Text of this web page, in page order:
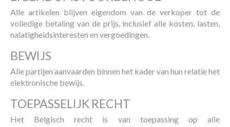
Alle artikelen blijven eigendom van de verkoper tot de
volledige betaling van de prijs, inclusief alle kosten, lasten,
nalatigheidsinteresten en vergoedingen.
BEWIJS
Alle partijen aanvaarden binnen het kader van hun relatie het
elektronische bewijs.
TOEPASSELIJK RECHT
Het Belgisch recht is van toepassing op alle